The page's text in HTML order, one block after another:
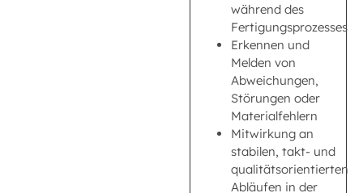
während des
Fertigungsprozesses
Erkennen und
Melden von
Abweichungen,
Störungen oder
Materialfehlern
Mitwirkung an
stabilen, takt- und
qualitätsorientierten
Abläufen in der